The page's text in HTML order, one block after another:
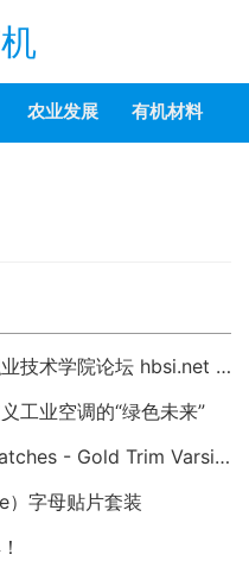
农业发展 有机材料
重温那段青葱岁月：河北软件职业技术学院论坛 hbsi.net —— 2007 年至今的校园数字记忆
工业空调的“绿色未来”
Custom DIY Chenille Letter Patches - Gold Trim Varsity Alphabet Appliques
）字母贴片套装